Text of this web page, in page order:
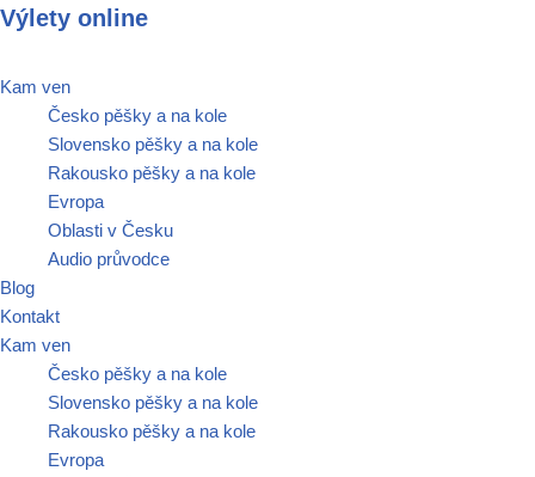
na
obsah
Výlety online
Kam ven
Česko pěšky a na kole
Slovensko pěšky a na kole
Rakousko pěšky a na kole
Evropa
Oblasti v Česku
Audio průvodce
Blog
Kontakt
Kam ven
Česko pěšky a na kole
Slovensko pěšky a na kole
Rakousko pěšky a na kole
Evropa